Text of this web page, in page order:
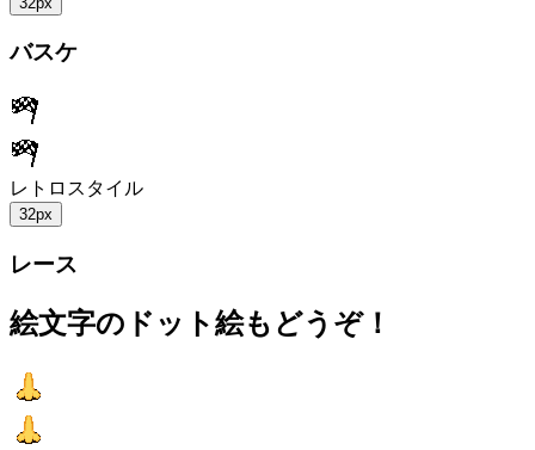
バスケ
レトロスタイル
32px
レース
絵文字のドット絵もどうぞ！